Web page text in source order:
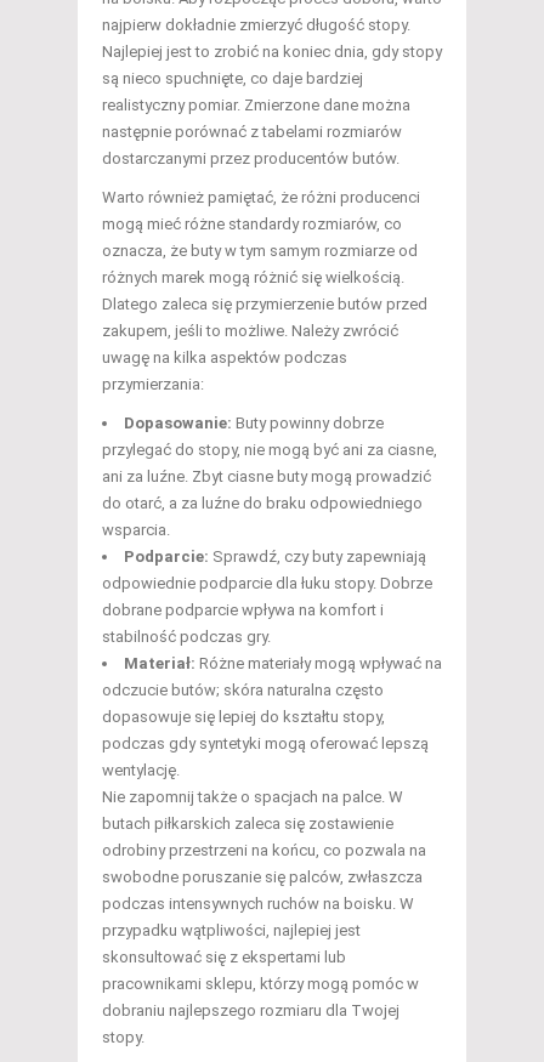
najpierw dokładnie zmierzyć długość stopy.
Najlepiej jest to zrobić na koniec dnia, gdy stopy
są nieco spuchnięte, co daje bardziej
realistyczny pomiar. Zmierzone dane można
następnie porównać z tabelami rozmiarów
dostarczanymi przez producentów butów.
Warto również pamiętać, że różni producenci
mogą mieć różne standardy rozmiarów, co
oznacza, że buty w tym samym rozmiarze od
różnych marek mogą różnić się wielkością.
Dlatego zaleca się przymierzenie butów przed
zakupem, jeśli to możliwe. Należy zwrócić
uwagę na kilka aspektów podczas
przymierzania:
Dopasowanie: Buty powinny dobrze
przylegać do stopy, nie mogą być ani za ciasne,
ani za luźne. Zbyt ciasne buty mogą prowadzić
do otarć, a za luźne do braku odpowiedniego
wsparcia.
Podparcie: Sprawdź, czy buty zapewniają
odpowiednie podparcie dla łuku stopy. Dobrze
dobrane podparcie wpływa na komfort i
stabilność podczas gry.
Materiał: Różne materiały mogą wpływać na
odczucie butów; skóra naturalna często
dopasowuje się lepiej do kształtu stopy,
podczas gdy syntetyki mogą oferować lepszą
wentylację.
Nie zapomnij także o spacjach na palce. W
butach piłkarskich zaleca się zostawienie
odrobiny przestrzeni na końcu, co pozwala na
swobodne poruszanie się palców, zwłaszcza
podczas intensywnych ruchów na boisku. W
przypadku wątpliwości, najlepiej jest
skonsultować się z ekspertami lub
pracownikami sklepu, którzy mogą pomóc w
dobraniu najlepszego rozmiaru dla Twojej
stopy.